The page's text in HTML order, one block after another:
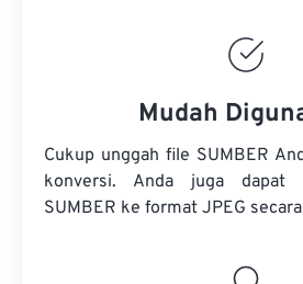
Mudah
Cukup unggah file SUMBER
konversi. Anda juga dapat
SUMBER ke format JPEG